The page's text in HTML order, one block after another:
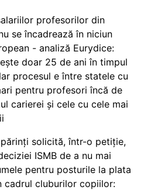
profesorilor din
se încadrează în niciun
- analiză Eurydice:
doar 25 de ani în timpul
procesul e între statele cu
pentru profesori încă de
carierei și cele cu cele mai
solicită, într-o petiție,
ISMB de a nu mai
pentru posturile la plata
cadrul cluburilor copiilor: